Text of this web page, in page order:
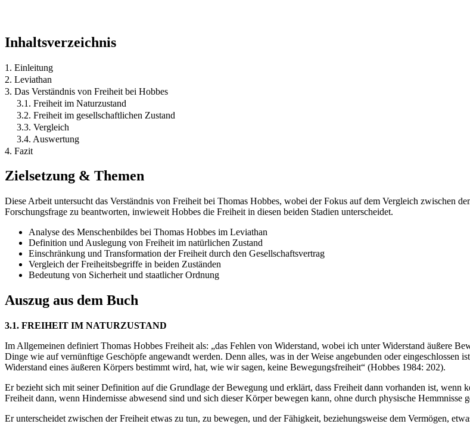
Inhaltsverzeichnis
1. Einleitung
2. Leviathan
3. Das Verständnis von Freiheit bei Hobbes
3.1. Freiheit im Naturzustand
3.2. Freiheit im gesellschaftlichen Zustand
3.3. Vergleich
3.4. Auswertung
4. Fazit
Zielsetzung & Themen
Diese Arbeit untersucht das Verständnis von Freiheit bei Thomas Hobbes, wobei der Fokus auf dem Vergleich zwischen
Forschungsfrage zu beantworten, inwieweit Hobbes die Freiheit in diesen beiden Stadien unterscheidet.
Analyse des Menschenbildes bei Thomas Hobbes im Leviathan
Definition und Auslegung von Freiheit im natürlichen Zustand
Einschränkung und Transformation der Freiheit durch den Gesellschaftsvertrag
Vergleich der Freiheitsbegriffe in beiden Zuständen
Bedeutung von Sicherheit und staatlicher Ordnung
Auszug aus dem Buch
3.1. FREIHEIT IM NATURZUSTAND
Im Allgemeinen definiert Thomas Hobbes Freiheit als: „das Fehlen von Widerstand, wobei ich unter Widerstand äußere
Dinge wie auf vernünftige Geschöpfe angewandt werden. Denn alles, was in der Weise angebunden oder eingeschlossen
Widerstand eines äußeren Körpers bestimmt wird, hat, wie wir sagen, keine Bewegungsfreiheit“ (Hobbes 1984: 202).
Er bezieht sich mit seiner Definition auf die Grundlage der Bewegung und erklärt, dass Freiheit dann vorhanden ist, wenn
Freiheit dann, wenn Hindernisse abwesend sind und sich dieser Körper bewegen kann, ohne durch physische
Er unterscheidet zwischen der Freiheit etwas zu tun, zu bewegen, und der Fähigkeit, beziehungsweise dem Vermögen,